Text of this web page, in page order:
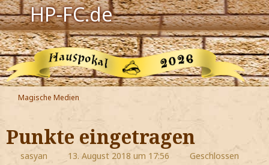
HP-FC.de
Navigation
Harry Potter
Der HP-FC
Hogwarts
Zauberwelt
Magische Medien
Punkte eingetragen
sasyan 13. August 2018 um 17:56 Geschlossen